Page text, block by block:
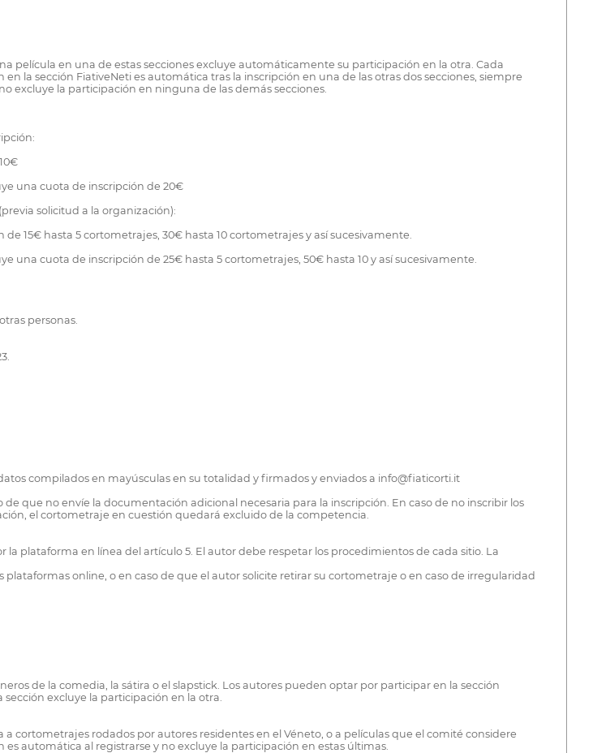
película en una de estas secciones excluye automáticamente su participación en la otra. Cada
la sección FiativeNeti es automática tras la inscripción en una de las otras dos secciones, siempre
excluye la participación en ninguna de las demás secciones.
una cuota de inscripción de 20€
solicitud a la organización):
15€ hasta 5 cortometrajes, 30€ hasta 10 cortometrajes y así sucesivamente.
una cuota de inscripción de 25€ hasta 5 cortometrajes, 50€ hasta 10 y así sucesivamente.
personas.
compilados en mayúsculas en su totalidad y firmados y enviados a info@fiaticorti.it
que no envíe la documentación adicional necesaria para la inscripción. En caso de no inscribir los
el cortometraje en cuestión quedará excluido de la competencia.
plataforma en línea del artículo 5. El autor debe respetar los procedimientos de cada sitio. La
online, o en caso de que el autor solicite retirar su cortometraje o en caso de irregularidad
de la comedia, la sátira o el slapstick. Los autores pueden optar por participar en la sección
excluye la participación en la otra.
cortometrajes rodados por autores residentes en el Véneto, o a películas que el comité considere
automática al registrarse y no excluye la participación en estas últimas.